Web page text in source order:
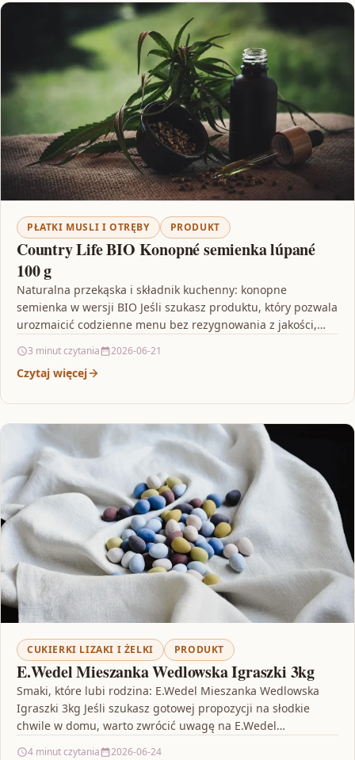
PŁATKI MUSLI I OTRĘBY PRODUKT
Country Life BIO Konopné semienka lúpané
100 g
Naturalna przekąska i składnik kuchenny: konopne
semienka w wersji BIO Jeśli szukasz produktu, który pozwala
urozmaicić codzienne menu bez rezygnowania z jakości,
3 minut czytania 2026-06-21
Czytaj więcej
CUKIERKI LIZAKI I ŻELKI PRODUKT
E.Wedel Mieszanka Wedlowska Igraszki 3kg
Smaki, które lubi rodzina: E.Wedel Mieszanka Wedlowska
Igraszki 3kg Jeśli szukasz gotowej propozycji na słodkie
chwile w domu, warto zwrócić uwagę na E.Wedel
4 minut czytania 2026-06-24